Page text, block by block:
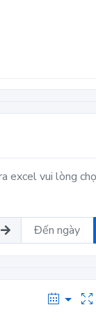
excel vui lòng